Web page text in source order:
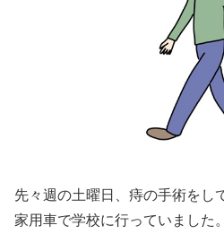
先々週の土曜日、痔の手術をし
家用車で学校に行っていました